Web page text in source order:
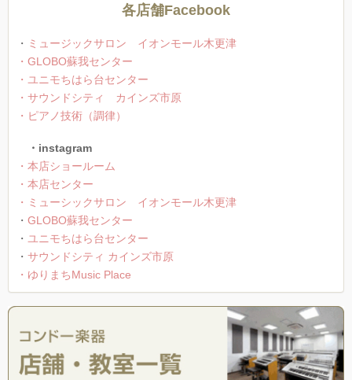
各店舗Facebook
・ ミュージックサロン イオンモール木更津
・GLOBO蘇我センター
・ユニモちはら台センター
・サウンドシティ カインズ市原
・ピアノ技術（調律）
・instagram
・本店ショールーム
・本店センター
・ミューシックサロン イオンモール木更津
・ GLOBO蘇我センター
・ ユニモちはら台センター
・ サウンドシティ カインズ市原
・ゆりまちMusic Place